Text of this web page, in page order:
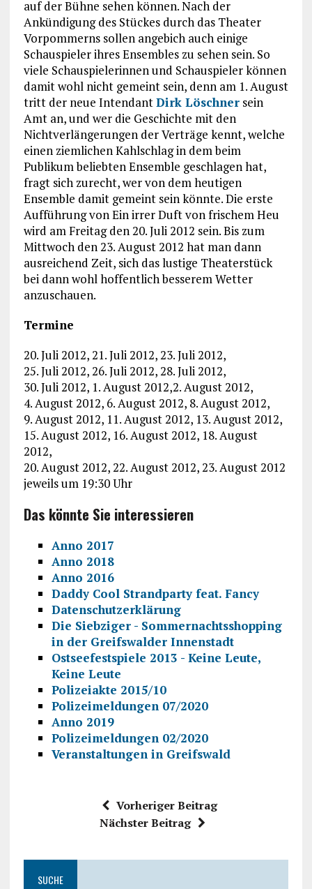
auf der Bühne sehen können. Nach der
Ankündigung des Stückes durch das Theater
Vorpommerns sollen angebich auch einige
Schauspieler ihres Ensembles zu sehen sein. So
viele Schauspielerinnen und Schauspieler können
damit wohl nicht gemeint sein, denn am 1. August
tritt der neue IntendantDirk Löschnersein
Amt an, und wer die Geschichte mit den
Nichtverlängerungen der Verträge kennt, welche
einen ziemlichen Kahlschlag in dem beim
Publikum beliebten Ensemble geschlagen hat,
fragt sich zurecht, wer von dem heutigen
Ensemble damit gemeint sein könnte. Die erste
Aufführung von Ein irrer Duft von frischem Heu
wird am Freitag den 20. Juli 2012 sein. Bis zum
Mittwoch den 23. August 2012 hat man dann
ausreichend Zeit, sich das lustige Theaterstück
bei dann wohl hoffentlich besserem Wetter
anzuschauen.
Termine
20. Juli 2012, 21. Juli 2012, 23. Juli 2012,
25. Juli 2012, 26. Juli 2012, 28. Juli 2012,
30. Juli 2012, 1. August 2012,2. August 2012,
4. August 2012, 6. August 2012, 8. August 2012,
9. August 2012, 11. August 2012, 13. August 2012,
15. August 2012, 16. August 2012, 18. August
2012,
20. August 2012, 22. August 2012, 23. August 2012
jeweils um 19:30 Uhr
Das könnte Sie interessieren
Anno 2017
Anno 2018
Anno 2016
Daddy Cool Strandparty feat. Fancy
Datenschutzerklärung
Die Siebziger - Sommernachtsshopping
in der Greifswalder Innenstadt
Ostseefestspiele 2013 - Keine Leute,
Keine Leute
Polizeiakte 2015/10
Polizeimeldungen 07/2020
Anno 2019
Polizeimeldungen 02/2020
Veranstaltungen in Greifswald
Vorheriger Beitrag
Nächster Beitrag
SUCHE